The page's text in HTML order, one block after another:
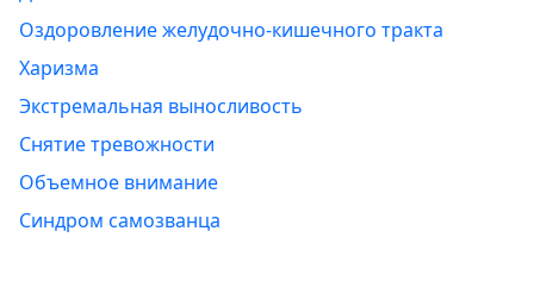
Оздоровление желудочно-кишечного тракта
Харизма
Экстремальная выносливость
Снятие тревожности
Объемное внимание
Синдром самозванца